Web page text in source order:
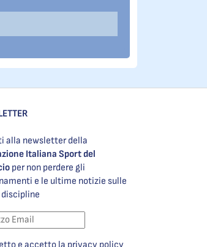
alla newsletter della
Italiana Sport del
per non perdere gli
e le ultime notizie sulle